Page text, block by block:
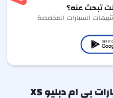
تبحث عنه؟
السيارات المخصصة
قائمة أسعار السيارات بي ام دبليو X5